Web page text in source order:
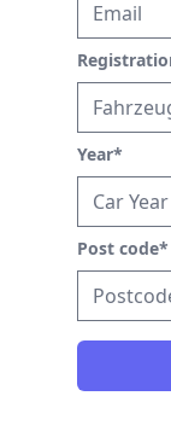
Year*
Post code*